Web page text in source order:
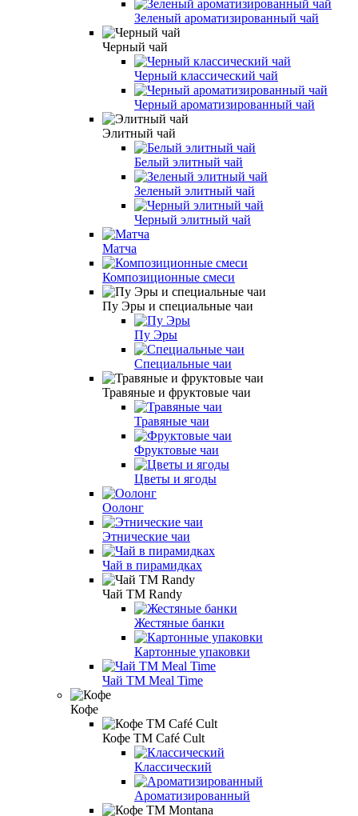
Зеленый ароматизированный чай
Черный чай
Черный классический чай
Черный ароматизированный чай
Элитный чай
Белый элитный чай
Зеленый элитный чай
Черный элитный чай
Матча
Композиционные смеси
Пу Эры и специальные чаи
Пу Эры
Специальные чаи
Травяные и фруктовые чаи
Травяные чаи
Фруктовые чаи
Цветы и ягоды
Оолонг
Этнические чаи
Чай в пирамидках
Чай ТМ Randy
Жестяные банки
Картонные упаковки
Чай TM Meal Time
Кофе
Кофе ТМ Café Cult
Классический
Ароматизированный